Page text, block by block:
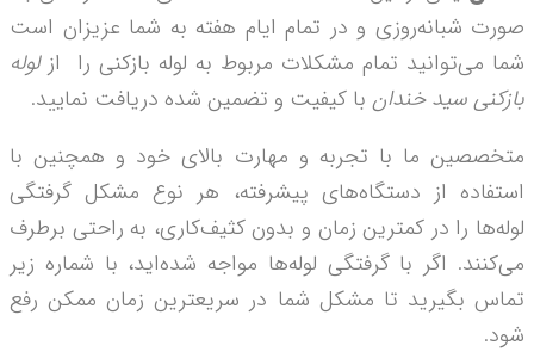
صورت شبانه‌­روزی و در تمام ایام هفته به شما عزیزان است
شما می‌­توانید تمام مشکلات مربوط به لوله بازکنی را ازلوله
بازکنی سید خندان با کیفیت و تضمین شده دریافت نمایید.
متخصصین ما با تجربه و مهارت بالای خود و همچنین با
استفاده از دستگاه‌های پیشرفته، هر نوع مشکل گرفتگی
لوله‌ها را در کمترین زمان و بدون کثیف‌کاری، به راحتی برطرف
می‌کنند. اگر با گرفتگی لوله‌ها مواجه شده‌اید، با شماره زیر
تماس بگیرید تا مشکل شما در سریع­ترین زمان ممکن رفع
شود.